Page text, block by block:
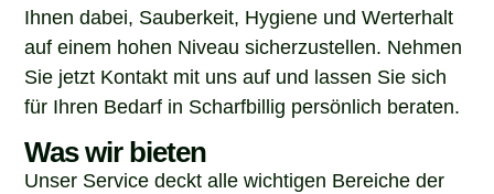
Ihnen dabei, Sauberkeit, Hygiene und Werterhalt
auf einem hohen Niveau sicherzustellen. Nehmen
Sie jetzt Kontakt mit uns auf und lassen Sie sich
für Ihren Bedarf in Scharfbillig persönlich beraten.
Was wir bieten
Unser Service deckt alle wichtigen Bereiche der